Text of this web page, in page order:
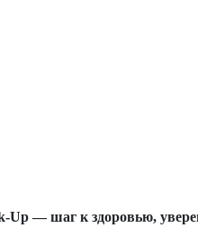
— шаг к здоровью,